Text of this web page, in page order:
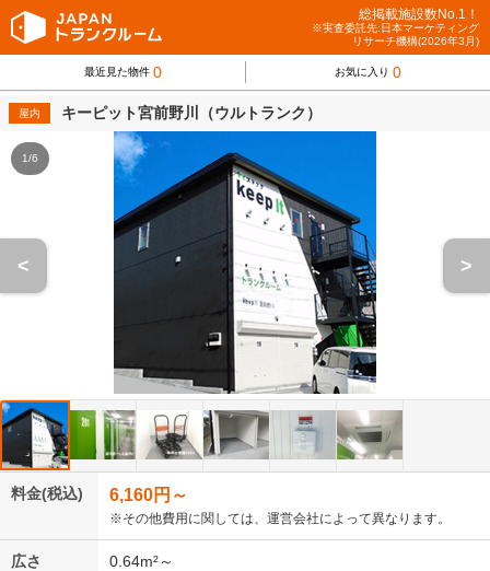
総掲載施設数No.1！
※実査委託先:日本マーケティング
リサーチ機構(2026年3月)
最近見た物件 0 お気に入り 0
屋内 キーピット宮前野川（ウルトランク）
1/6
< >
料金(税込) 6,160円～
※その他費用に関しては、運営会社によって異なります。
広さ 0.64m²～